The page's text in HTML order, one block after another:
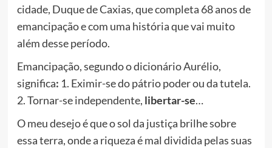
cidade, Duque de Caxias, que completa 68 anos de
emancipação e com uma história que vai muito
além desse período.
Emancipação, segundo o dicionário Aurélio,
significa: 1. Eximir-se do pátrio poder ou da tutela.
2. Tornar-se independente, libertar-se…
O meu desejo é que o sol da justiça brilhe sobre
essa terra, onde a riqueza é mal dividida pelas suas